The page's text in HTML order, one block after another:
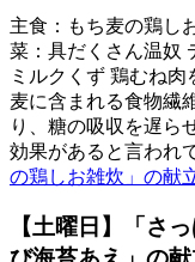
主食：もち麦の鶏し
菜：具だくさん温奴
ミルクくず 鶏むね
麦に含まれる食物繊
り、糖の吸収を遅ら
効果があると言われ
の鶏しお雑炊」の献
【土曜日】「さ